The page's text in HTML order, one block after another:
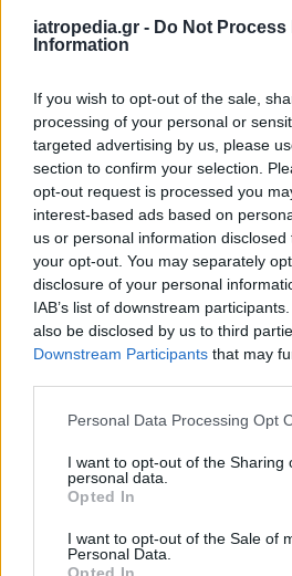
iatropedia.gr - Do Not Process
Information
If you wish to opt-out of the sale,
processing of your personal or
targeted advertising by us, please
section to confirm your selection.
opt-out request is processed you
interest-based ads based on
us or personal information
your opt-out. You may separately
disclosure of your personal
IAB’s list of downstream
also be disclosed by us to third
Downstream Participants that may
Personal Data Processing Opt
I want to opt-out of the Sharing
personal data.
Opted In
I want to opt-out of the Sale of
Personal Data.
Opted In
ΕΙΔΗΣΕΙΣ 07 Αυγούστου
ΕΙΝΑΠ: Αιφνιδιαστική απόφαση
το εντάσσει στις πρωινές
ΠΑΙΔΙ 07 Αυγούστου 2026
Σταφυλόκοκκος: Η δύσκολη
καλοκαιριού – Τι να